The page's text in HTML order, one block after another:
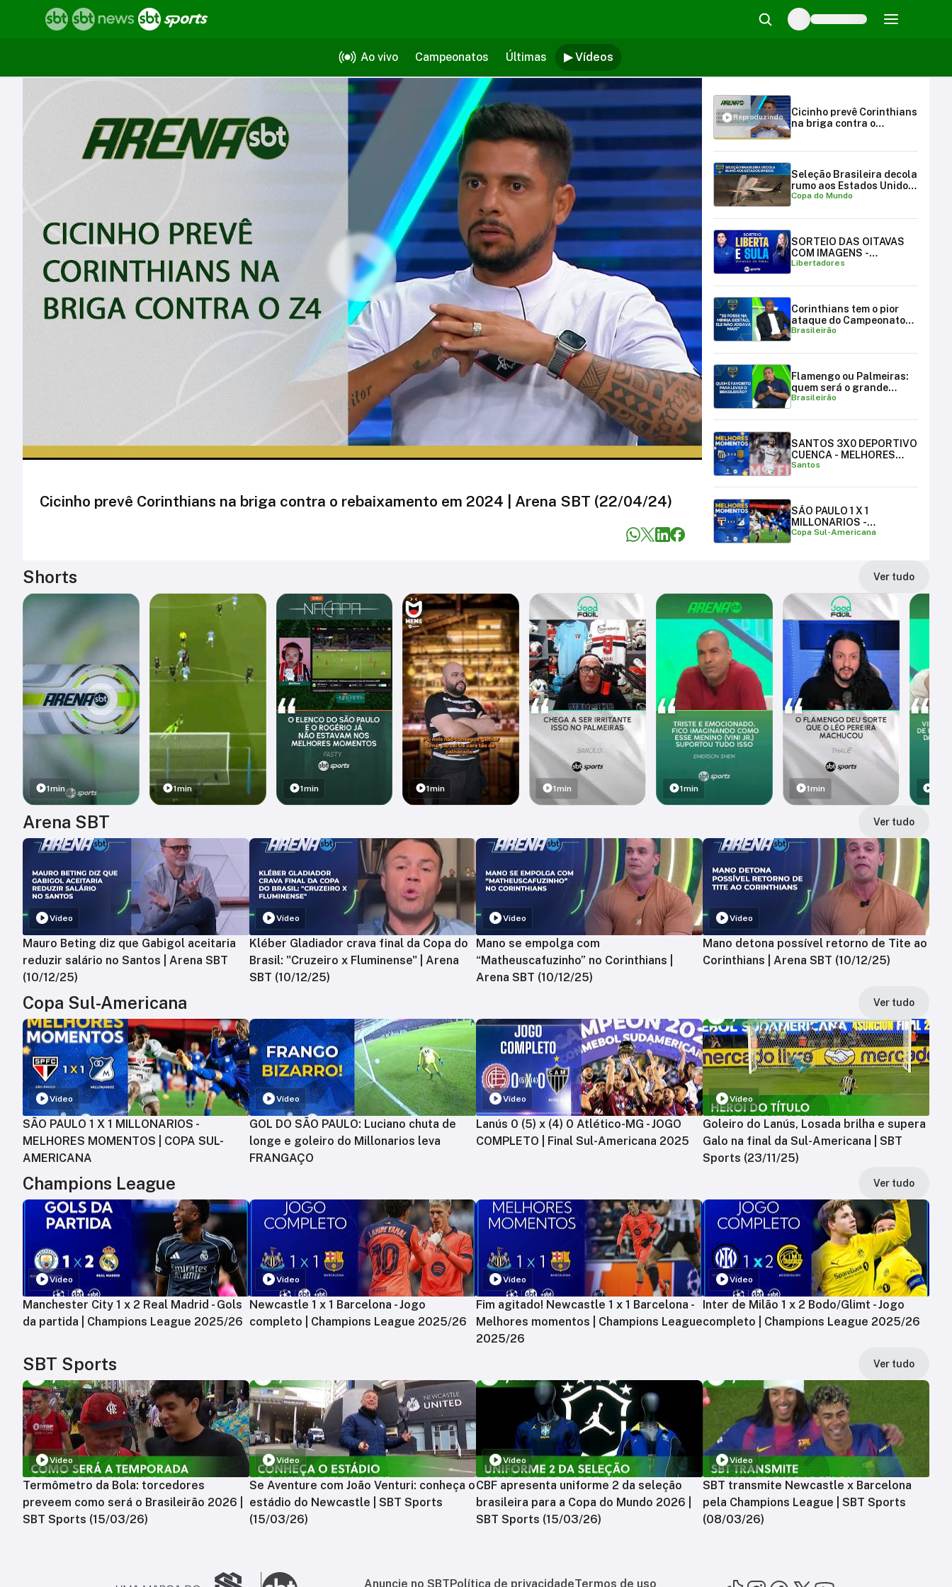
Ao vivo Campeonatos Últimas ▶ Vídeos
Vídeos
Cicinho prevê Corinthians na briga contra o rebaixamento em 2024 | Arena SBT (22/04/24)
Reproduzindo
Cicinho prevê Corinthians
na briga contra o
Seleção Brasileira decola
rumo aos Estados Unidos
para a Copa do Mundo
Copa do Mundo
SORTEIO DAS OITAVAS
COM IMAGENS -
LIBERTADORES E
Libertadores
Corinthians tem o pior
ataque do Campeonato
Brasileiro
Brasileirão
Flamengo ou Palmeiras:
quem será o grande
campeão brasileiro?
Brasileirão
SANTOS 3X0 DEPORTIVO
CUENCA - MELHORES
MOMENTOS
Santos
SÃO PAULO 1 X 1
MILLONARIOS -
MELHORES MOMENTOS |
Copa Sul-Americana
Shorts Ver tudo
1min 1min 1min 1min 1min 1min 1min
Arena SBT Ver tudo
Vídeo
Mauro Beting diz que Gabigol aceitaria
reduzir salário no Santos | Arena SBT
(10/12/25)
Vídeo
Kléber Gladiador crava final da Copa do
Brasil: "Cruzeiro x Fluminense" | Arena
SBT (10/12/25)
Vídeo
Mano se empolga com
“Matheuscafuzinho” no Corinthians |
Arena SBT (10/12/25)
Vídeo
Mano detona possível retorno de Tite ao
Corinthians | Arena SBT (10/12/25)
Copa Sul-Americana Ver tudo
Vídeo
SÃO PAULO 1 X 1 MILLONARIOS -
MELHORES MOMENTOS | COPA SUL-
AMERICANA
Vídeo
GOL DO SÃO PAULO: Luciano chuta de
longe e goleiro do Millonarios leva
FRANGAÇO
Vídeo
Lanús 0 (5) x (4) 0 Atlético-MG - JOGO
COMPLETO | Final Sul-Americana 2025
Vídeo
Goleiro do Lanús, Losada brilha e supera
Galo na final da Sul-Americana | SBT
Sports (23/11/25)
Champions League Ver tudo
Vídeo
Manchester City 1 x 2 Real Madrid - Gols
da partida | Champions League 2025/26
Vídeo
Newcastle 1 x 1 Barcelona - Jogo
completo | Champions League 2025/26
Vídeo
Fim agitado! Newcastle 1 x 1 Barcelona -
Melhores momentos | Champions League
2025/26
Vídeo
Inter de Milão 1 x 2 Bodo/Glimt - Jogo
completo | Champions League 2025/26
SBT Sports Ver tudo
Vídeo
Termômetro da Bola: torcedores
preveem como será o Brasileirão 2026 |
SBT Sports (15/03/26)
Vídeo
Se Aventure com João Venturi: conheça o
estádio do Newcastle | SBT Sports
(15/03/26)
Vídeo
CBF apresenta uniforme 2 da seleção
brasileira para a Copa do Mundo 2026 |
SBT Sports (15/03/26)
Vídeo
SBT transmite Newcastle x Barcelona
pela Champions League | SBT Sports
(08/03/26)
Anuncie no SBT Política de privacidadeTermos de uso